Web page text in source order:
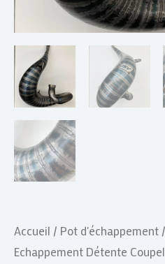
Accueil / Pot d'échappement
Echappement Détente
JSV
KAWASAKI
250
KX
94
97
98